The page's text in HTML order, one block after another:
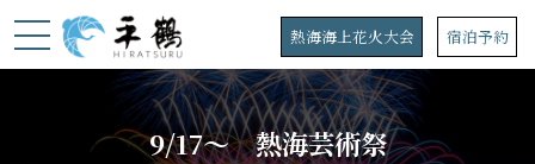
ン
ビ
熱海海上花火大会 宿泊予約
9/17～ 熱海芸術祭